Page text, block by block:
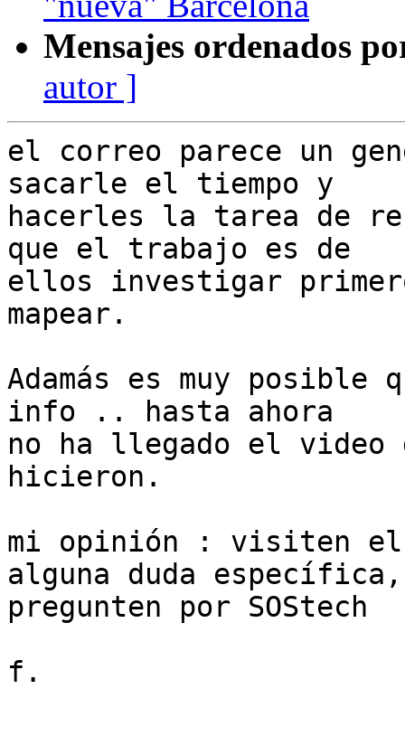
Mensajes ordenados
autor ]
el correo parece un
sacarle el tiempo y
hacerles la tarea de
que el trabajo es de
ellos investigar
mapear.
Adamás es muy posible
info .. hasta ahora
no ha llegado el
hicieron.
mi opinión : visiten
alguna duda
pregunten por
f.